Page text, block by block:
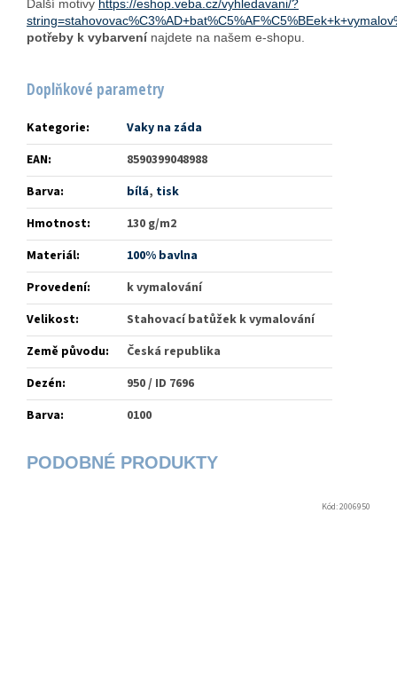
Další motivy https://eshop.veba.cz/vyhledavani/?
potřeby k vybarvení najdete na našem e-shopu.
Doplňkové parametry
Kategorie:
Vaky na záda
EAN:
8590399048988
Barva: bílá, tisk
Hmotnost:
130 g/m2
Materiál:
100% bavlna
Provedení:
k vymalování
Velikost:
Stahovací batůžek k vymalování
Země původu:
Česká republika
Dezén:
950 / ID 7696
Barva: 0100
Kód:2006950